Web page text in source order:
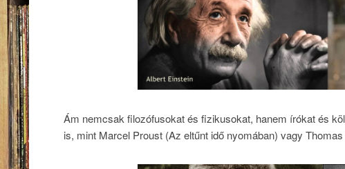
Ám nemcsak filozófusokat és fizikusokat, hanem írókat és
is, mint Marcel Proust (Az eltűnt idő nyomában) vagy